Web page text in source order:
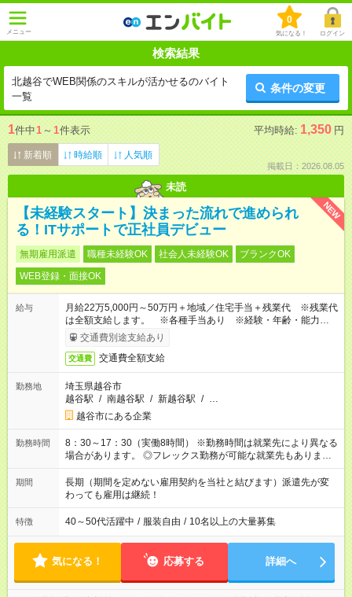
メニュー
0
気になる！ ログイン
検索結果
北越谷でWEB関係のスキルが活かせるのバイト
一覧
条件の変更
1件中1 ～ 1件表示 平均時給: 1,350 円
新着順 時給順 人気順
掲載日：2026.08.05
未読
NEW
【未経験スタート】決まった流れで進められ
る！ITサポートで正社員デビュー
無期雇用派遣 職種未経験OK 社会人未経験OK
ブランクOK
WEB登録・面接OK
給与
月給22万5,000円～50万円＋地域／住宅手当＋残業代 ※残業代
は全額支給します。 ※各種手当あり ※経験・年齢・能力等を
考慮して加給・優遇します。
交通費別途支給あり
交通費 交通費全額支給
勤務地
埼玉県越谷市
越谷駅 / 南越谷駅 / 新越谷駅 / …
越谷市にある企業
勤務時間
8：30～17：30（実働8時間） ※勤務時間は就業先により異なる
場合があります。 ◎フレックス勤務が可能な就業先もありま
す。 ◎今よりもさらに働きやすい環境をつくるべく、 働き方
改革に全社をあげて取り組んでいます。
期間
長期（期間を定めない雇用契約を当社と結びます）派遣先が変
わっても雇用は継続！
特徴 40～50代活躍中 / 服装自由 / 10名以上の大量募集
気になる！ 応募する 詳細へ